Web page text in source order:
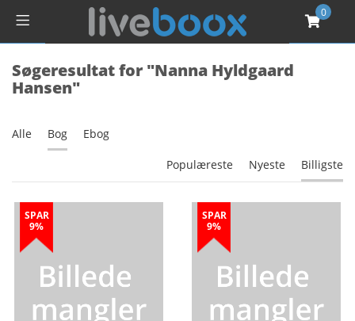
0
Søgeresultat for "Nanna Hyldgaard
Hansen"
Alle Bog Ebog
Populæreste Nyeste Billigste
SPAR
9%
SPAR
9%